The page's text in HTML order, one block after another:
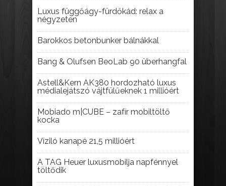
Luxus függőágy-fürdőkád: relax a
négyzeten
Barokkos betonbunker bálnákkal
Bang & Olufsen BeoLab 90 überhangfal
Astell&Kern AK380 hordozható luxus
médialejátszó vájtfülűeknek 1 millióért
Mobiado m|CUBE – zafír mobiltöltő
kocka
Víziló kanapé 21,5 millióért
A TAG Heuer luxusmobilja napfénnyel
töltődik